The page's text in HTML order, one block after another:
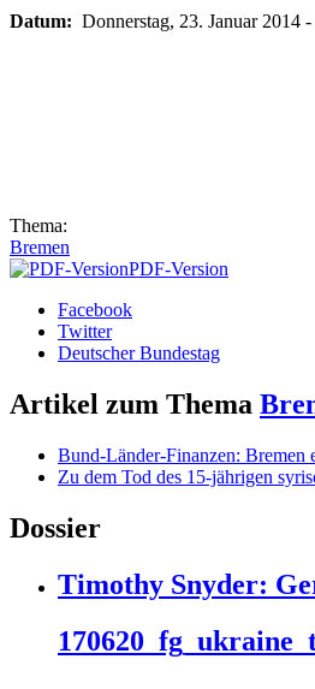
Datum: Donnerstag, 23. Januar 2014
Thema:
Bremen
PDF-Version
Facebook
Twitter
Deutscher Bundestag
Artikel zum Thema
Bund-Länder-Finanzen: Bremen
Zu dem Tod des 15-jährigen
Dossier
Timothy Snyder: